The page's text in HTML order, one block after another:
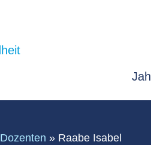
Dozenten » Raabe Isabel